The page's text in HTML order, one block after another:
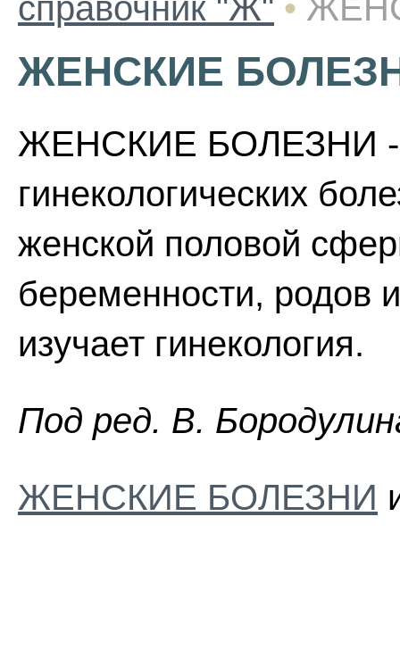
справочник "Ж" •
ЖЕНСКИЕ
ЖЕНСКИЕ БОЛЕЗНИ -
гинекологических
женской половой
беременности, родов
изучает гинекология.
Пoд peд. B.
ЖЕНСКИЕ БОЛЕЗНИ